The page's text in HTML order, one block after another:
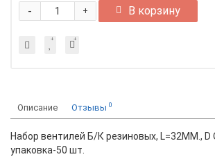
+
- В корзину
Описание Отзывы 0
Набор вентилей Б/К резиновых, L=32ММ.,
упаковка-50 шт.